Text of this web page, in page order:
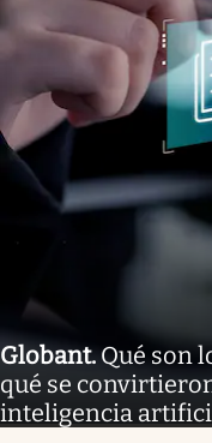
Globant.Qué son
qué se
inteligencia